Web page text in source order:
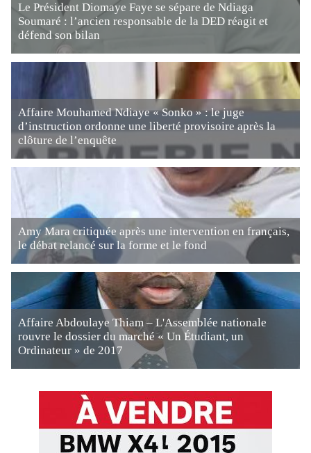
Le Président Diomaye Faye se sépare de Ndiaga
Soumaré : l’ancien responsable de la DED réagit et
défend son bilan
Affaire Mouhamed Ndiaye « Sonko » : le juge
d’instruction ordonne une liberté provisoire après la
clôture de l’enquête
Amy Mara critiquée après une intervention en français,
le débat relancé sur la forme et le fond
Affaire Abdoulaye Thiam – L'Assemblée nationale
rouvre le dossier du marché « Un Étudiant, un
Ordinateur » de 2017